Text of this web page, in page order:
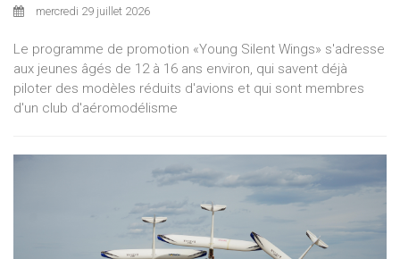
mercredi 29 juillet 2026
Le programme de promotion «Young Silent Wings» s'adresse
aux jeunes âgés de 12 à 16 ans environ, qui savent déjà
piloter des modèles réduits d'avions et qui sont membres
d'un club d'aéromodélisme